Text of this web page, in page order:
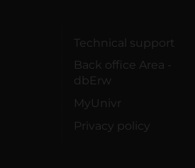
Technical support
Back office Area -
dbErw
MyUnivr
Privacy policy